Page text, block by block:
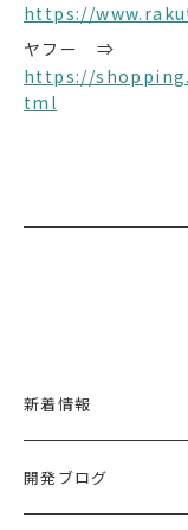
https://
ヤフー ⇒
https://
tml
新着情報
開発ブログ